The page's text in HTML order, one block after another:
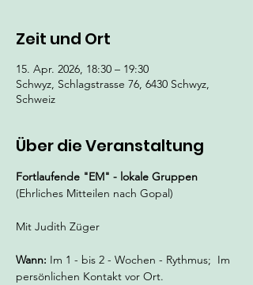
Zeit und Ort
15. Apr. 2026, 18:30 – 19:30
Schwyz, Schlagstrasse 76, 6430 Schwyz,
Schweiz
Über die Veranstaltung
Fortlaufende "EM" - lokale Gruppen
(Ehrliches Mitteilen nach Gopal)
Mit Judith Züger
Wann: Im 1 - bis 2 - Wochen - Rythmus;  Im
persönlichen Kontakt vor Ort.